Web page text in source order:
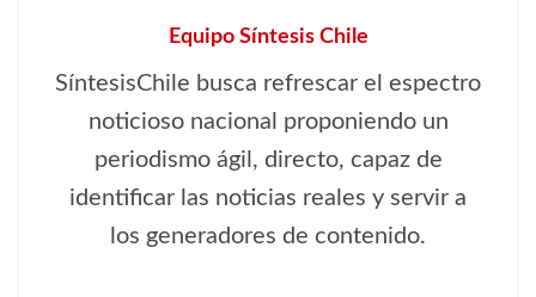
Equipo Síntesis Chile
SíntesisChile busca refrescar el espectro
noticioso nacional proponiendo un
periodismo ágil, directo, capaz de
identificar las noticias reales y servir a
los generadores de contenido.